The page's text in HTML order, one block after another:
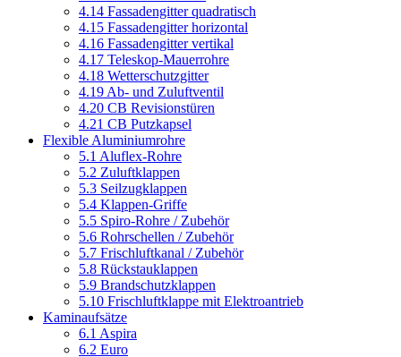
4.14 Fassadengitter quadratisch
4.15 Fassadengitter horizontal
4.16 Fassadengitter vertikal
4.17 Teleskop-Mauerrohre
4.18 Wetterschutzgitter
4.19 Ab- und Zuluftventil
4.20 CB Revisionstüren
4.21 CB Putzkapsel
Flexible Aluminiumrohre
5.1 Aluflex-Rohre
5.2 Zuluftklappen
5.3 Seilzugklappen
5.4 Klappen-Griffe
5.5 Spiro-Rohre / Zubehör
5.6 Rohrschellen / Zubehör
5.7 Frischluftkanal / Zubehör
5.8 Rückstauklappen
5.9 Brandschutzklappen
5.10 Frischluftklappe mit Elektroantrieb
Kaminaufsätze
6.1 Aspira
6.2 Euro